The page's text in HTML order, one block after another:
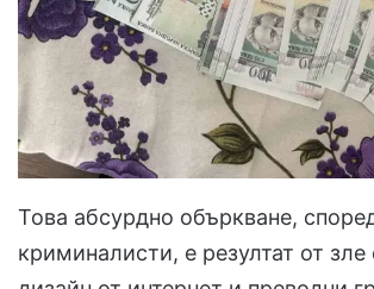
Това абсурдно объркване,
криминалисти, е резултат от зле